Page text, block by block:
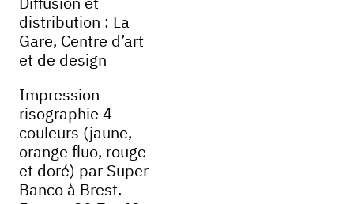
distribution : La
Gare, Centre d’art
et de design
Impression
risographie 4
couleurs (jaune,
orange fluo, rouge
et doré) par Super
Banco à Brest.